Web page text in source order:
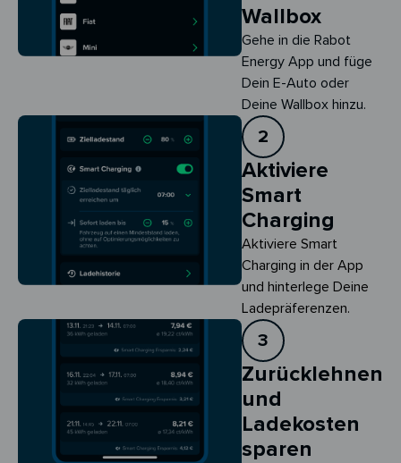
Wallbox
Gehe in die Rabot
Energy App und füge
Dein E-Auto oder
Deine Wallbox hinzu.
2
Aktiviere
Smart
Charging
Aktiviere Smart
Charging in der App
und hinterlege Deine
Ladepräferenzen.
3
Zurücklehnen
und
Ladekosten
sparen